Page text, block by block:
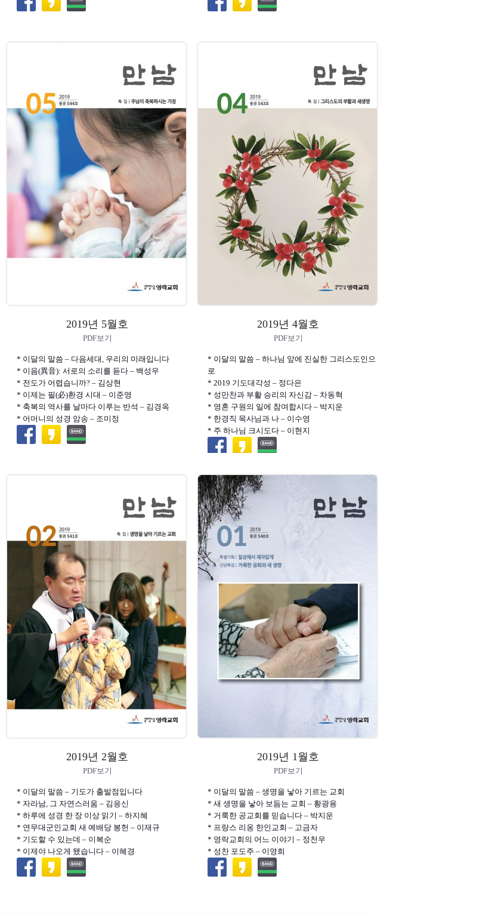
2019년 5월호
PDF보기
* 이달의 말씀 – 다음세대, 우리의 미래입니다
* 이음(異音): 서로의 소리를 듣다 – 백성우
* 전도가 어렵습니까? – 김상현
* 이제는 필(必)환경 시대 – 이준영
* 축복의 역사를 날마다 이루는 반석 – 김경옥
* 어머니의 성경 암송 – 조미정
2019년 4월호
PDF보기
* 이달의 말씀 – 하나님 앞에 진실한 그리스도인으
로
* 2019 기도대각성 – 정다은
* 성만찬과 부활 승리의 자신감 – 차동혁
* 영혼 구원의 일에 참여합시다 – 박지운
* 한경직 목사님과 나 – 이수영
* 주 하나님 크시도다 – 이현지
2019년 2월호
PDF보기
* 이달의 말씀 – 기도가 출발점입니다
* 자라남, 그 자연스러움 – 김응신
* 하루에 성경 한 장 이상 읽기 – 하지혜
* 연무대군인교회 새 예배당 봉헌 – 이재규
* 기도할 수 있는데 – 이복순
* 이제야 나오게 됐습니다 – 이혜경
2019년 1월호
PDF보기
* 이달의 말씀 – 생명을 낳아 기르는 교회
* 새 생명을 낳아 보듬는 교회 – 황광용
* 거룩한 공교회를 믿습니다 – 박지운
* 프랑스 리옹 한인교회 – 고금자
* 영락교회의 어느 이야기 – 정천우
* 성찬 포도주 – 이영희